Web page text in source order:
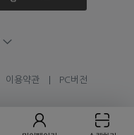
이용약관 PC버전